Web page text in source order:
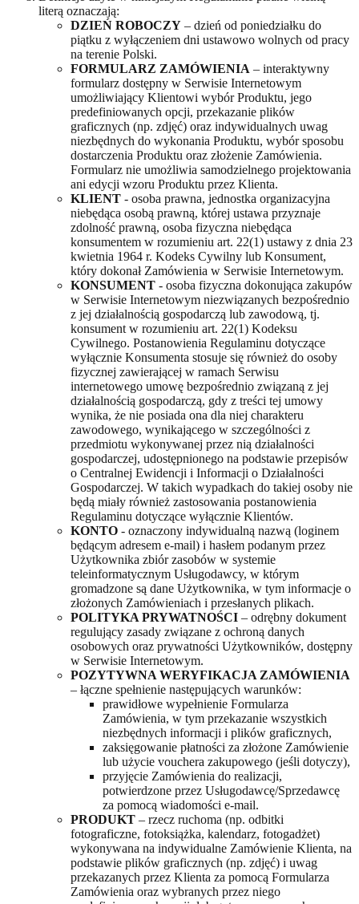
literą oznaczają:
DZIEŃ ROBOCZY – dzień od poniedziałku do
piątku z wyłączeniem dni ustawowo wolnych od pracy
na terenie Polski.
FORMULARZ ZAMÓWIENIA – interaktywny
formularz dostępny w Serwisie Internetowym
umożliwiający Klientowi wybór Produktu, jego
predefiniowanych opcji, przekazanie plików
graficznych (np. zdjęć) oraz indywidualnych uwag
niezbędnych do wykonania Produktu, wybór sposobu
dostarczenia Produktu oraz złożenie Zamówienia.
Formularz nie umożliwia samodzielnego projektowania
ani edycji wzoru Produktu przez Klienta.
KLIENT - osoba prawna, jednostka organizacyjna
niebędąca osobą prawną, której ustawa przyznaje
zdolność prawną, osoba fizyczna niebędąca
konsumentem w rozumieniu art. 22(1) ustawy z dnia 23
kwietnia 1964 r. Kodeks Cywilny lub Konsument,
który dokonał Zamówienia w Serwisie Internetowym.
KONSUMENT - osoba fizyczna dokonująca zakupów
w Serwisie Internetowym niezwiązanych bezpośrednio
z jej działalnością gospodarczą lub zawodową, tj.
konsument w rozumieniu art. 22(1) Kodeksu
Cywilnego. Postanowienia Regulaminu dotyczące
wyłącznie Konsumenta stosuje się również do osoby
fizycznej zawierającej w ramach Serwisu
internetowego umowę bezpośrednio związaną z jej
działalnością gospodarczą, gdy z treści tej umowy
wynika, że nie posiada ona dla niej charakteru
zawodowego, wynikającego w szczególności z
przedmiotu wykonywanej przez nią działalności
gospodarczej, udostępnionego na podstawie przepisów
o Centralnej Ewidencji i Informacji o Działalności
Gospodarczej. W takich wypadkach do takiej osoby nie
będą miały również zastosowania postanowienia
Regulaminu dotyczące wyłącznie Klientów.
KONTO - oznaczony indywidualną nazwą (loginem
będącym adresem e-mail) i hasłem podanym przez
Użytkownika zbiór zasobów w systemie
teleinformatycznym Usługodawcy, w którym
gromadzone są dane Użytkownika, w tym informacje o
złożonych Zamówieniach i przesłanych plikach.
POLITYKA PRYWATNOŚCI – odrębny dokument
regulujący zasady związane z ochroną danych
osobowych oraz prywatności Użytkowników, dostępny
w Serwisie Internetowym.
POZYTYWNA WERYFIKACJA ZAMÓWIENIA
– łączne spełnienie następujących warunków:
prawidłowe wypełnienie Formularza
Zamówienia, w tym przekazanie wszystkich
niezbędnych informacji i plików graficznych,
zaksięgowanie płatności za złożone Zamówienie
lub użycie vouchera zakupowego (jeśli dotyczy),
przyjęcie Zamówienia do realizacji,
potwierdzone przez Usługodawcę/Sprzedawcę
za pomocą wiadomości e-mail.
PRODUKT – rzecz ruchoma (np. odbitki
fotograficzne, fotoksiążka, kalendarz, fotogadżet)
wykonywana na indywidualne Zamówienie Klienta, na
podstawie plików graficznych (np. zdjęć) i uwag
przekazanych przez Klienta za pomocą Formularza
Zamówienia oraz wybranych przez niego